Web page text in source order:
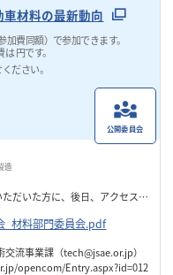
材料の最新動向
費同額）で参加できます。
円です。
ださい。
公開委員会
造
だいた方に、後日、アクセス情
_材料部門委員会.pdf
流事業課（tech@jsae.or.jp）
opencom/Entry.aspx?id=012